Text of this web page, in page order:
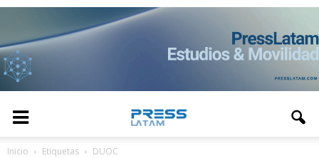
Inicio Etiquetas DUOC